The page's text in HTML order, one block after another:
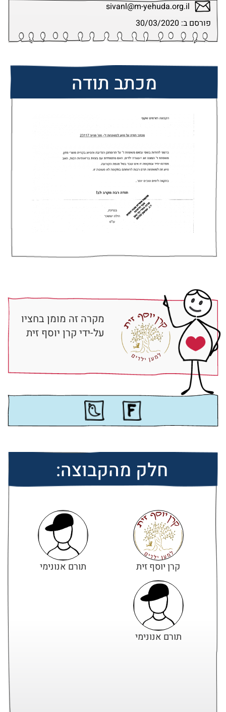
מקרה זה מומן בחציו
על-ידי קרן יוסף זית
חלק מהקבוצה:
קרן יוסף זית תורם אנונימי
תורם אנונימי
sivanl@m-yehuda.org.il
פורסם ב: 30/03/2020
מכתב תודה